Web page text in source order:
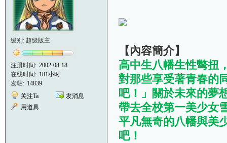
级别: 超级版主
注册时间: 2002-08-18
在线时间: 181小时
发帖: 14839
关注Ta
发消息
用道具
【內容簡介】
高中生八幡生性彆扭
對那些享受著青春的
吧！」關於未來的夢
帶去全校第一美少女
平凡無奇的八幡與美
吧！